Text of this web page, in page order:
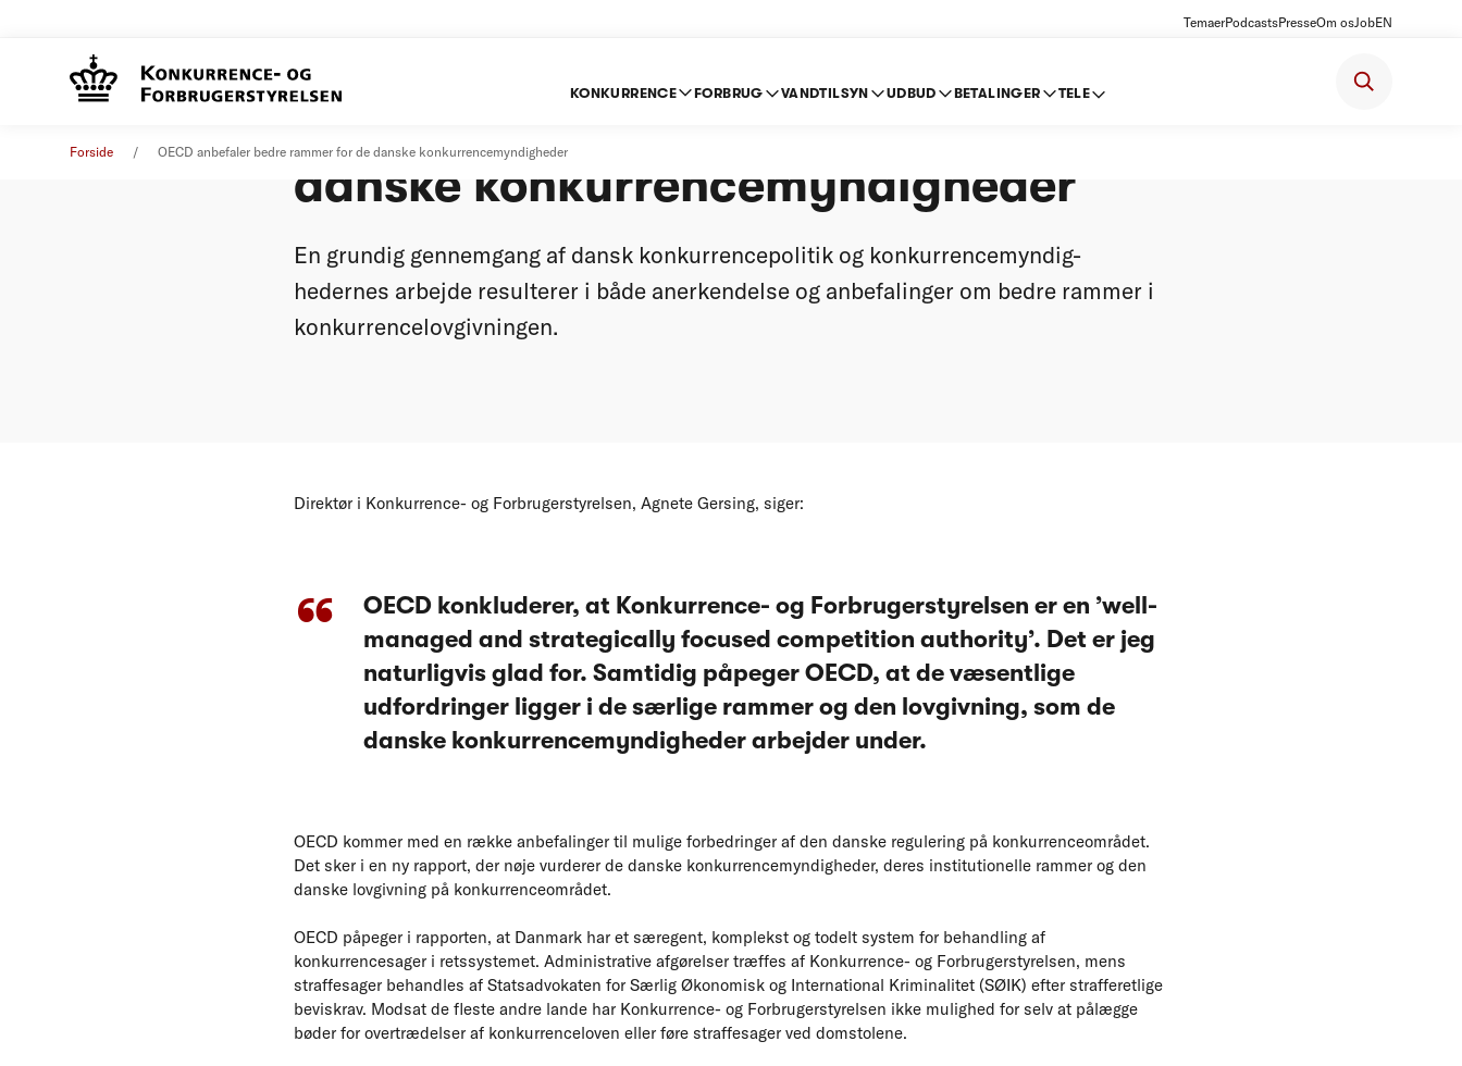
TemaerPodcastsPresseOm osJobEN
KONKURRENCE FORBRUG VANDTILSYN UDBUD BETALINGER TELE
Forside OECD anbefaler bedre rammer for de danske konkurrencemyndigheder
danske konkurrencemyndigheder
En grundig gennemgang af dansk konkurrencepolitik og konkurrencemyndig-
hedernes arbejde resulterer i både anerkendelse og anbefalinger om bedre rammer i
konkurrencelovgivningen.
Direktør i Konkurrence- og Forbrugerstyrelsen, Agnete Gersing, siger:
OECD konkluderer, at Konkurrence- og Forbrugerstyrelsen er en ’well-
managed and strategically focused competition authority’. Det er jeg
naturligvis glad for. Samtidig påpeger OECD, at de væsentlige
udfordringer ligger i de særlige rammer og den lovgivning, som de
danske konkurrencemyndigheder arbejder under.
OECD kommer med en række anbefalinger til mulige forbedringer af den danske regulering på konkurrenceområdet.
Det sker i en ny rapport, der nøje vurderer de danske konkurrencemyndigheder, deres institutionelle rammer og den
danske lovgivning på konkurrenceområdet.
OECD påpeger i rapporten, at Danmark har et særegent, komplekst og todelt system for behandling af
konkurrencesager i retssystemet. Administrative afgørelser træffes af Konkurrence- og Forbrugerstyrelsen, mens
straffesager behandles af Statsadvokaten for Særlig Økonomisk og International Kriminalitet (SØIK) efter strafferetlige
beviskrav. Modsat de fleste andre lande har Konkurrence- og Forbrugerstyrelsen ikke mulighed for selv at pålægge
bøder for overtrædelser af konkurrenceloven eller føre straffesager ved domstolene.